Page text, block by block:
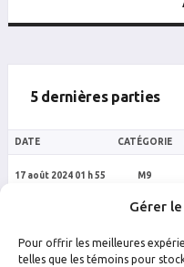
Gérer
Pour offrir les meilleures
telles que les témoins pour
5 dernières parties
DATE CATÉGORIE
17 août 2024 01 h 55 M9
20 mai 2024 22 h 20 M9